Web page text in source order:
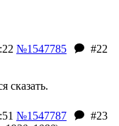
№1547785
#22
сказать.
№1547787
#23